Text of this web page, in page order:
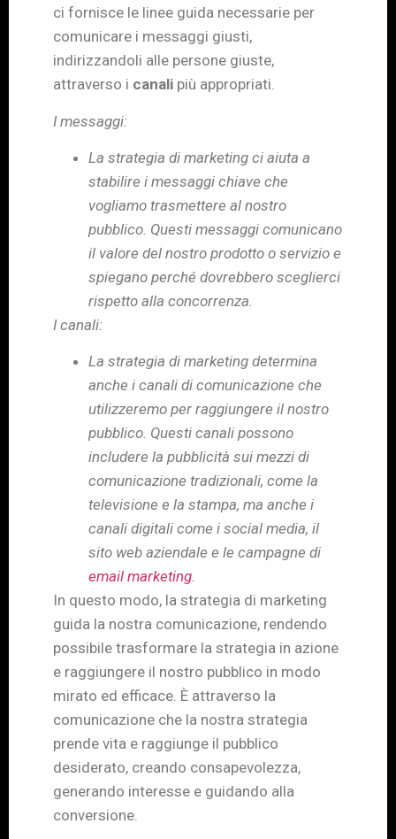
ci fornisce le linee guida necessarie per
comunicare i messaggi giusti,
indirizzandoli alle persone giuste,
attraverso i canali più appropriati.
I messaggi:
La strategia di marketing ci aiuta a
stabilire i messaggi chiave che
vogliamo trasmettere al nostro
pubblico. Questi messaggi comunicano
il valore del nostro prodotto o servizio e
spiegano perché dovrebbero sceglierci
rispetto alla concorrenza.
I canali:
La strategia di marketing determina
anche i canali di comunicazione che
utilizzeremo per raggiungere il nostro
pubblico. Questi canali possono
includere la pubblicità sui mezzi di
comunicazione tradizionali, come la
televisione e la stampa, ma anche i
canali digitali come i social media, il
sito web aziendale e le campagne di
email marketing.
In questo modo, la strategia di marketing
guida la nostra comunicazione, rendendo
possibile trasformare la strategia in azione
e raggiungere il nostro pubblico in modo
mirato ed efficace. È attraverso la
comunicazione che la nostra strategia
prende vita e raggiunge il pubblico
desiderato, creando consapevolezza,
generando interesse e guidando alla
conversione.